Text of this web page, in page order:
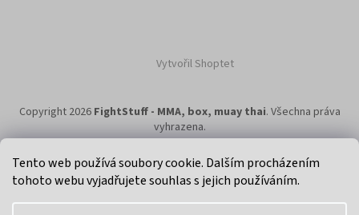
Tento web používá soubory cookie. Dalším procházením
tohoto webu vyjadřujete souhlas s jejich používáním.
Vytvořil Shoptet
Copyright 2026 FightStuff - MMA, box, muay thai. Všechna práva
vyhrazena.
Klikni na super eshop pro cyklisty a bikery.